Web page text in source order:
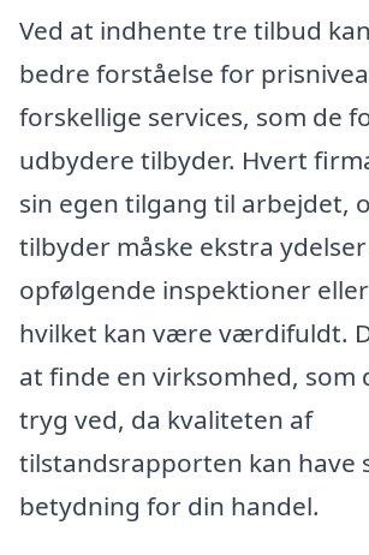
Ved at indhente tre tilbud
bedre forståelse for
forskellige services, som de
udbydere tilbyder. Hvert
sin egen tilgang til arbejdet,
tilbyder måske ekstra
opfølgende inspektioner
hvilket kan være værdifuldt.
at finde en virksomhed, som
tryg ved, da kvaliteten af
tilstandsrapporten kan have
betydning for din handel.